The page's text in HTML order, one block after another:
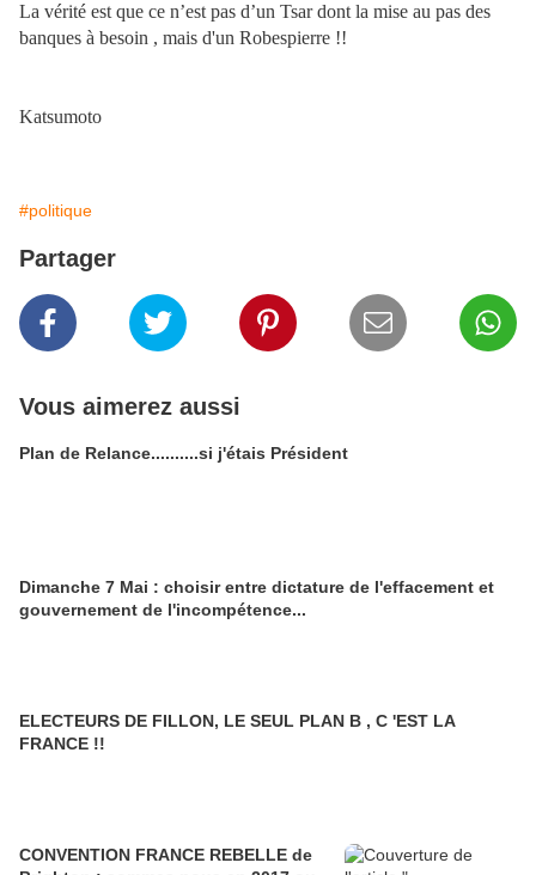
La vérité est que ce n’est pas d’un Tsar dont la mise au pas des
banques à besoin , mais d'un Robespierre !!
Katsumoto
#politique
Partager
Vous aimerez aussi
Plan de Relance..........si j'étais Président
Dimanche 7 Mai : choisir entre dictature de l'effacement et
gouvernement de l'incompétence...
ELECTEURS DE FILLON, LE SEUL PLAN B , C 'EST LA
FRANCE !!
CONVENTION FRANCE REBELLE de